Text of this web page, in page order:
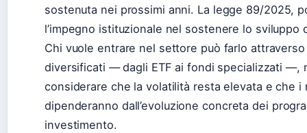
sostenuta nei prossimi anni. La legge 89/2025,
l’impegno istituzionale nel sostenere lo sviluppo
Chi vuole entrare nel settore può farlo
diversificati — dagli ETF ai fondi specializzati —,
considerare che la volatilità resta elevata e che i
dipenderanno dall’evoluzione concreta dei
investimento.